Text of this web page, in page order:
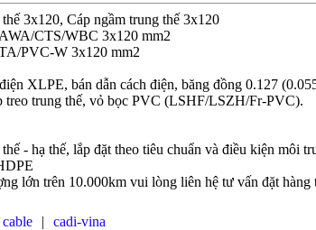
3x120, Cáp ngầm trung thế 3x120
CTS/WBC 3x120 mm2
PVC-W 3x120 mm2
XLPE, bán dẫn cách điện, băng đồng 0.127
treo trung thế, vỏ bọc PVC (LSHF/LSZH/Fr-PVC).
- hạ thế, lắp đặt theo tiêu chuẩn và điều kiện môi
lớn trên 10.000km vui lòng liên hệ tư vấn đặt hàng
| cadi-vina